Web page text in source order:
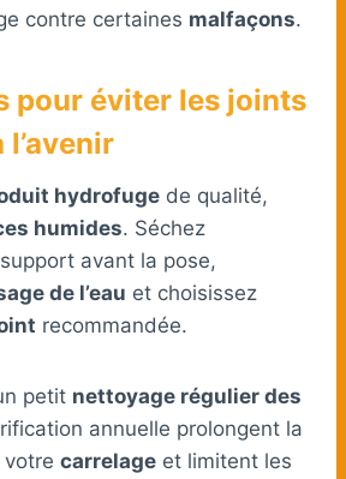
contre certaines malfaçons.
pour éviter les joints
hydrofuge de qualité,
humides. Séchez
avant la pose,
de l’eau et choisissez
recommandée.
petit nettoyage régulier des
annuelle prolongent la
carrelage et limitent les